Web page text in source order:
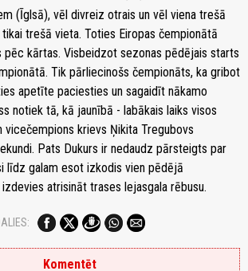
(Īglsā), vēl divreiz otrais un vēl viena trešā
trešā vieta. Toties Eiropas čempionātā
kārtas. Visbeidzot sezonas pēdējais starts
Tik pārliecinošs čempionāts, ka gribot
apetīte paciesties un sagaidīt nākamo
notiek tā, kā jaunībā - labākais laiks visos
vicečempions krievs Ņikita Tregubovs
Pats Dukurs ir nedaudz pārsteigts par
līdz galam esot izkodis vien pēdējā
atrisināt trases lejasgala rēbusu.
Komentēt